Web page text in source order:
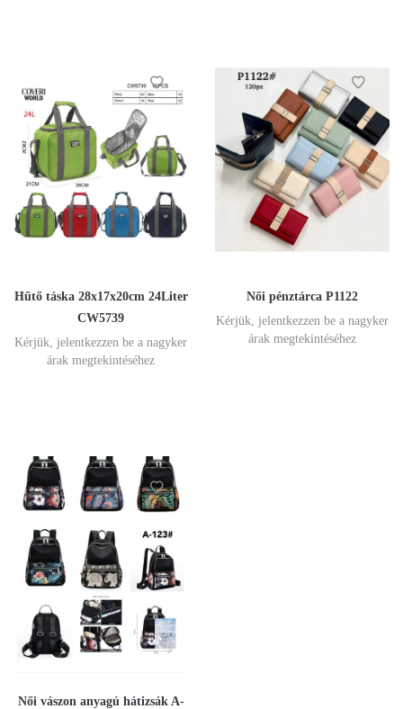
Hűtő táska 28x17x20cm 24Liter
CW5739
Kérjük, jelentkezzen be a nagyker
árak megtekintéséhez
Női pénztárca P1122
Kérjük, jelentkezzen be a nagyker
árak megtekintéséhez
Női vászon anyagú hátizsák A-